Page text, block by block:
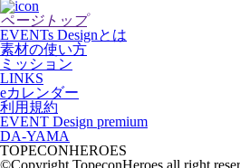
ページトップ
EVENTs Designとは
素材の使い方
ミッション
LINKS
eカレンダー
利用規約
EVENT Design premium
DA-YAMA
TOPECONHEROES
©Copyright TopeconHeroes all right